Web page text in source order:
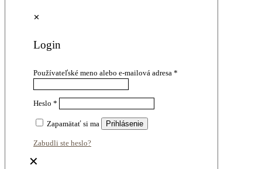
✕
Login
Používateľské meno alebo e-mailová adresa *
Heslo *
Zapamätať si ma Prihlásenie
Zabudli ste heslo?
✕